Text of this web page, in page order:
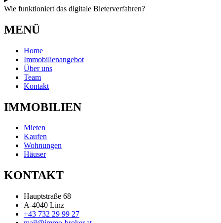
Wie funktioniert das digitale Bieterverfahren?
MENÜ
Home
Immobilienangebot
Über uns
Team
Kontakt
IMMOBILIEN
Mieten
Kaufen
Wohnungen
Häuser
KONTAKT
Hauptstraße 68
A-4040 Linz
+43 732 29 99 27